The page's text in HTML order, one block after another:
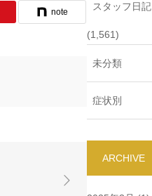
note スタッフ日記
(1,561)
未分類
症状別
ARCHIVE